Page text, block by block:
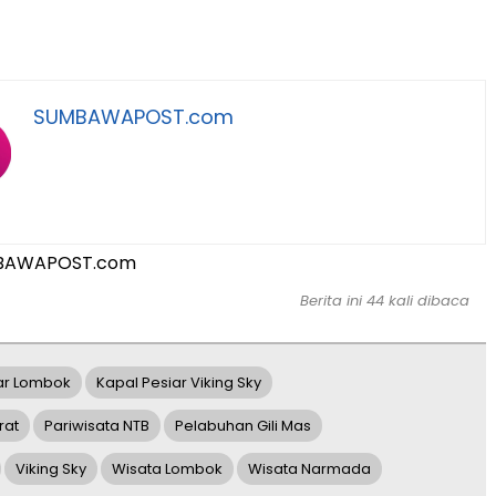
SUMBAWAPOST.com
Berita ini 44 kali dibaca
Lombok Kapal Pesiar Viking Sky
Pariwisata NTB Pelabuhan Gili Mas
Viking Sky Wisata Lombok Wisata Narmada